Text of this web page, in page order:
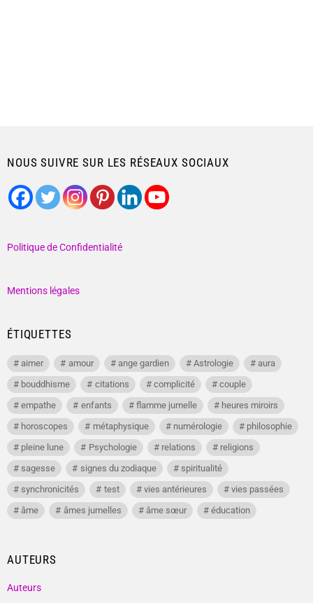
NOUS SUIVRE SUR LES RÉSEAUX SOCIAUX
Politique de Confidentialité
Mentions légales
ÉTIQUETTES
aimer amour ange gardien Astrologie
aura
bouddhisme
citations complicité
couple
empathe
enfants flamme jumelle
heures miroirs
horoscopes
métaphysique numérologie
philosophie
pleine lune
Psychologie relations
religions
sagesse
signes du zodiaque
spiritualité
synchronicités
test vies antérieures
vies passées
âme
âmes jumelles âme sœur éducation
AUTEURS
Auteurs